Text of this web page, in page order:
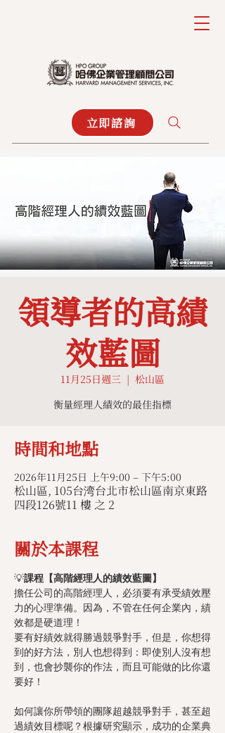
立即諮詢
領導者的高績
效藍圖
11月25日週三
  |
松山區
衡量經理人績效的最佳指標
時間和地點
2026年11月25日 上午9:00 – 下午5:00
松山區, 105台湾台北市松山區南京東路
四段126號11 樓 之 2
關於本課程
💡課程【高階經理人的績效藍圖】
擔任公司的高階經理人，必須要有承受績效壓
力的心理準備。因為，不管在任何企業內，績
效都是硬道理！
要有好績效就得勝過競爭對手，但是，你想得
到的好方法，別人也想得到：即使別人沒有想
到，也會抄襲你的作法，而且可能做的比你還
要好！
如何讓你所帶領的團隊超越競爭對手，甚至超
過績效目標呢？根據研究顯示，成功的企業典